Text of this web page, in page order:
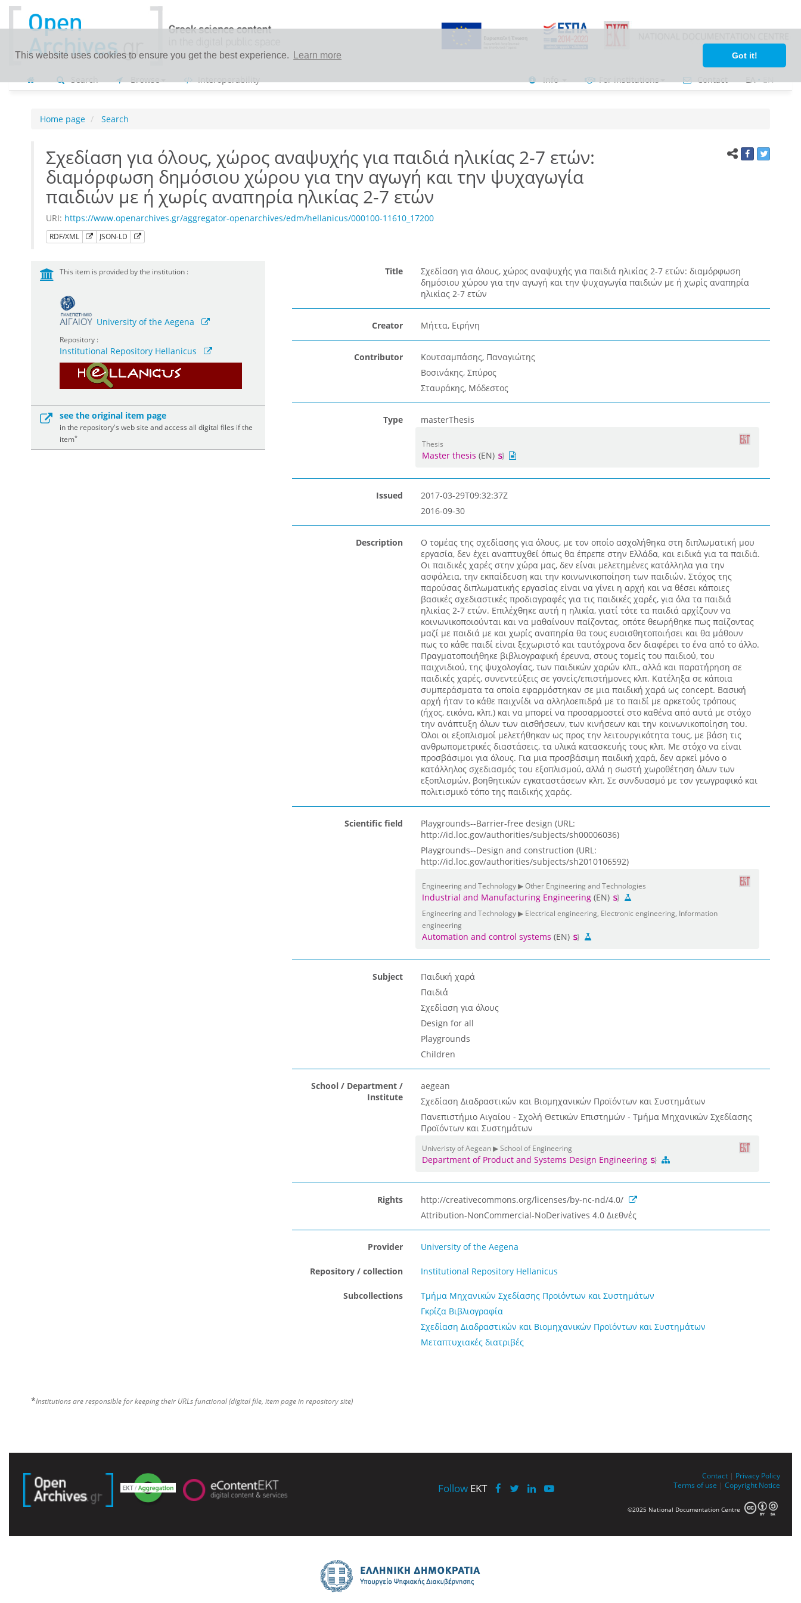
This website uses cookies to ensure you get the best experience. Learn more Got it!
Search Browse Interoperability Info For institutions Contact ΕΛ•ΕΝ
Home page Search
Σχεδίαση για όλους, χώρος αναψυχής για παιδιά ηλικίας 2-7 ετών:
διαμόρφωση δημόσιου χώρου για την αγωγή και την ψυχαγωγία
παιδιών με ή χωρίς αναπηρία ηλικίας 2-7 ετών
URI: https://www.openarchives.gr/aggregator-openarchives/edm/hellanicus/000100-11610_17200
RDF/XML JSON-LD
This item is provided by the institution :
University of the Aegena
Repository :
Institutional Repository Hellanicus
see the original item page
in the repository's web site and access all digital files if the
item*
Title
Σχεδίαση για όλους, χώρος αναψυχής για παιδιά ηλικίας 2-7 ετών: διαμόρφωση
δημόσιου χώρου για την αγωγή και την ψυχαγωγία παιδιών με ή χωρίς αναπηρία
ηλικίας 2-7 ετών
Creator Μήττα, Ειρήνη
Contributor
Κουτσαμπάσης, Παναγιώτης
Βοσινάκης, Σπύρος
Σταυράκης, Μόδεστος
Type masterThesis
Thesis
Master thesis (EN)
Issued
2017-03-29T09:32:37Z
2016-09-30
Description
Ο τομέας της σχεδίασης για όλους, με τον οποίο ασχολήθηκα στη διπλωματική μου
εργασία, δεν έχει αναπτυχθεί όπως θα έπρεπε στην Ελλάδα, και ειδικά για τα παιδιά.
Οι παιδικές χαρές στην χώρα μας, δεν είναι μελετημένες κατάλληλα για την
ασφάλεια, την εκπαίδευση και την κοινωνικοποίηση των παιδιών. Στόχος της
παρούσας διπλωματικής εργασίας είναι να γίνει η αρχή και να θέσει κάποιες
βασικές σχεδιαστικές προδιαγραφές για τις παιδικές χαρές, για όλα τα παιδιά
ηλικίας 2-7 ετών. Επιλέχθηκε αυτή η ηλικία, γιατί τότε τα παιδιά αρχίζουν να
κοινωνικοποιούνται και να μαθαίνουν παίζοντας, οπότε θεωρήθηκε πως παίζοντας
μαζί με παιδιά με και χωρίς αναπηρία θα τους ευαισθητοποιήσει και θα μάθουν
πως το κάθε παιδί είναι ξεχωριστό και ταυτόχρονα δεν διαφέρει το ένα από το άλλο.
Πραγματοποιήθηκε βιβλιογραφική έρευνα, στους τομείς του παιδιού, του
παιχνιδιού, της ψυχολογίας, των παιδικών χαρών κλπ., αλλά και παρατήρηση σε
παιδικές χαρές, συνεντεύξεις σε γονείς/επιστήμονες κλπ. Κατέληξα σε κάποια
συμπεράσματα τα οποία εφαρμόστηκαν σε μια παιδική χαρά ως concept. Βασική
αρχή ήταν το κάθε παιχνίδι να αλληλοεπιδρά με το παιδί με αρκετούς τρόπους
(ήχος, εικόνα, κλπ.) και να μπορεί να προσαρμοστεί στο καθένα από αυτά με στόχο
την ανάπτυξη όλων των αισθήσεων, των κινήσεων και την κοινωνικοποίηση του.
Όλοι οι εξοπλισμοί μελετήθηκαν ως προς την λειτουργικότητα τους, με βάση τις
ανθρωπομετρικές διαστάσεις, τα υλικά κατασκευής τους κλπ. Με στόχο να είναι
προσβάσιμοι για όλους. Για μια προσβάσιμη παιδική χαρά, δεν αρκεί μόνο ο
κατάλληλος σχεδιασμός του εξοπλισμού, αλλά η σωστή χωροθέτηση όλων των
εξοπλισμών, βοηθητικών εγκαταστάσεων κλπ. Σε συνδυασμό με τον γεωγραφικό και
πολιτισμικό τόπο της παιδικής χαράς.
Scientific field
Playgrounds--Barrier-free design (URL:
http://id.loc.gov/authorities/subjects/sh00006036)
Playgrounds--Design and construction (URL:
http://id.loc.gov/authorities/subjects/sh2010106592)
Engineering and Technology ▶ Other Engineering and Technologies
Industrial and Manufacturing Engineering(EN)
Engineering and Technology ▶ Electrical engineering, Electronic engineering, Information
engineering
Automation and control systems (EN)
Subject
Παιδική χαρά
Παιδιά
Σχεδίαση για όλους
Design for all
Playgrounds
Children
School / Department /
Institute
aegean
Σχεδίαση Διαδραστικών και Βιομηχανικών Προϊόντων και Συστημάτων
Πανεπιστήμιο Αιγαίου - Σχολή Θετικών Επιστημών - Τμήμα Μηχανικών Σχεδίασης
Προϊόντων και Συστημάτων
Univeristy of Aegean ▶ School of Engineering
Department of Product and Systems Design Engineering
Rights
http://creativecommons.org/licenses/by-nc-nd/4.0/
Attribution-NonCommercial-NoDerivatives 4.0 Διεθνές
Provider University of the Aegena
Repository / collection Institutional Repository Hellanicus
Subcollections
Τμήμα Μηχανικών Σχεδίασης Προϊόντων και Συστημάτων
Γκρίζα Βιβλιογραφία
Σχεδίαση Διαδραστικών και Βιομηχανικών Προϊόντων και Συστημάτων
Μεταπτυχιακές διατριβές
*Institutions are responsible for keeping their URLs functional (digital file, item page in repository site)
Follow EKT
Contact | Privacy Policy
Terms of use | Copyright Notice
©2025 National Documentation Centre